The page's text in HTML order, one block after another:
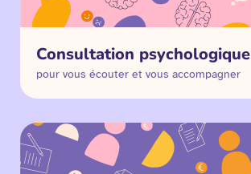
Consultation psychologique
pour vous écouter et vous accompagner